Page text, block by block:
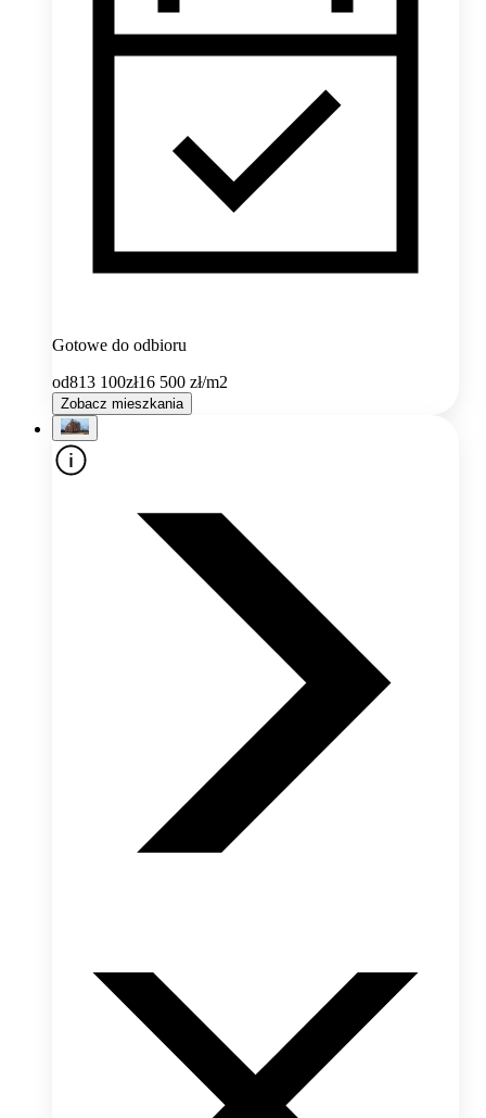
Gotowe do odbioru
od813 100zł16 500 zł/m2
Zobacz mieszkania